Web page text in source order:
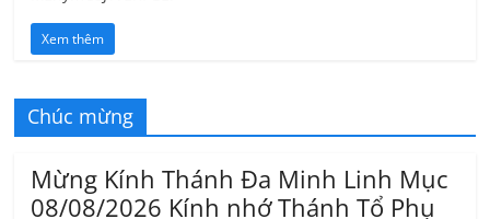
Xem thêm
Chúc mừng
Mừng Kính Thánh Đa Minh Linh Mục
08/08/2026 Kính nhớ Thánh Tổ Phụ